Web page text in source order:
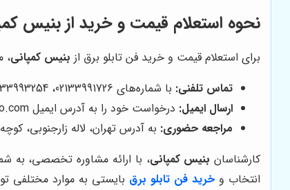
نحوه استعلام قیمت و خرید از بنیس
برای استعلام قیمت و خرید فن تابلو برق از بنیس کمپانی،
تماس تلفنی: با شماره‌های 02133991726، 02133993254 و 02133991767 تماس بگیرید و با کارشناسان فروش
ارسال ایمیل: درخواست خود را به آدرس ایمیل Benis_company@yahoo.com ارسال کنید.
مراجعه حضوری: به آدرس تهران، لاله زارجنوبی، کوچه بوشهری،
کارشناسان بنیس کمپانی، با ارائه مشاوره تخصصی، به
انتخاب و خرید فن تابلو برق بایستی به موارد مختلفی